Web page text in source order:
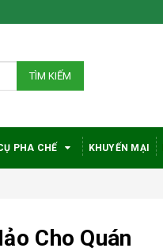
TÌM KIẾM
PHA CHẾ KHUYẾN MẠI
Cho Quán